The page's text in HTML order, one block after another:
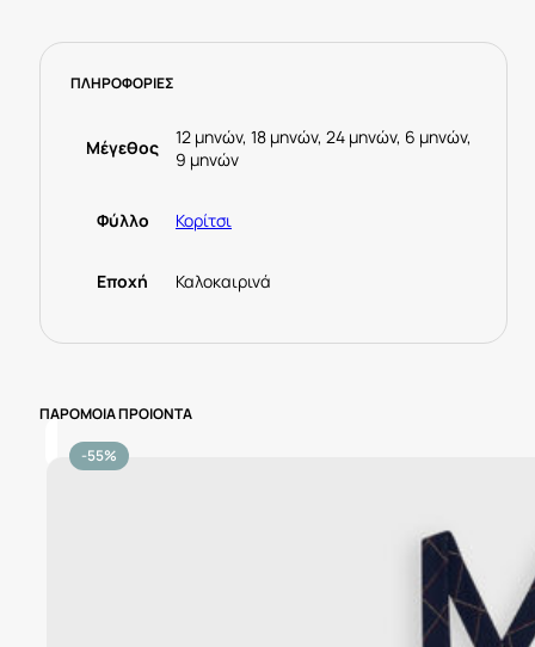
ποσότητα
ΠΛΗΡΟΦΟΡΙΕΣ
Μέγεθος
12 μηνών, 18 μηνών, 24 μηνών, 6 μηνών,
9 μηνών
Φύλλο Κορίτσι
Εποχή Καλοκαιρινά
ΠΑΡΟΜΟΙΑ ΠΡΟΙΟΝΤΑ
-55%